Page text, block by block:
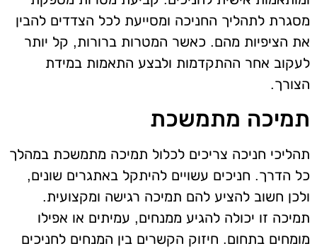
מסגרת לתהליך החניכה ומסייעת לכל הצדדים להבין
את הציפיות מהם. כאשר המטרות ברורות, קל יותר
לעקוב אחר ההתקדמות ולבצע התאמות במידת
הצורך.
תמיכה מתמשכת
תהליכי חניכה צריכים לכלול תמיכה מתמשכת במהלך
כל הדרך. חניכים עשויים להיתקל באתגרים שונים,
ולכן חשוב להציע להם תמיכה רגישה ומקצועית.
תמיכה זו יכולה להגיע ממנחים, עמיתים או אפילו
מומחים בתחום. חיזוק הקשרים בין המנחים לחניכים